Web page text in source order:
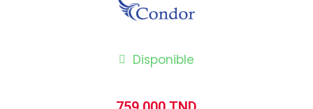
Disponible